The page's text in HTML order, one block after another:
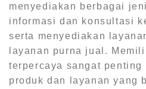
menyediakan berbagai
informasi dan konsultasi
serta menyediakan
layanan purna jual.
terpercaya sangat penting
produk dan layanan yang